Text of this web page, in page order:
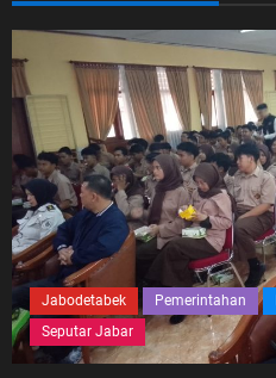
Jabodetabek Pemerintahan
Seputar Jabar